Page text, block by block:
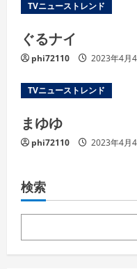
TVニューストレンド
ぐるナイ
phi72110 2023年4月
TVニューストレンド
まゆゆ
phi72110 2023年4月
検索